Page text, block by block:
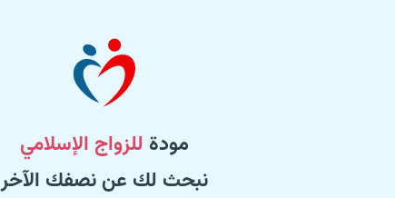
مودة للزواج الإسلامي
نبحث لك عن نصفك الآخر